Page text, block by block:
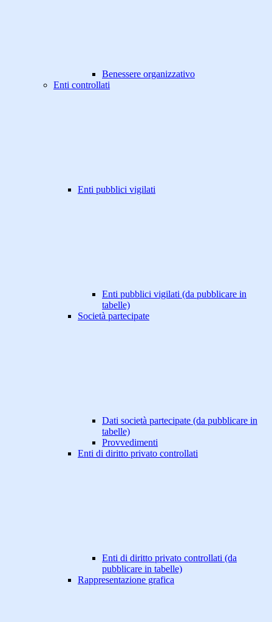
Benessere organizzativo
Enti controllati
Enti pubblici vigilati
Enti pubblici vigilati (da pubblicare in
tabelle)
Società partecipate
Dati società partecipate (da pubblicare in
tabelle)
Provvedimenti
Enti di diritto privato controllati
Enti di diritto privato controllati (da
pubblicare in tabelle)
Rappresentazione grafica